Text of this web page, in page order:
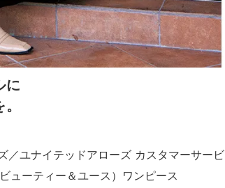
に
／ユナイテッドアローズ カスタマーサービ
ューティー＆ユース）ワンピース